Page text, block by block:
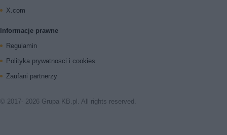
X.com
Informacje prawne
Regulamin
Polityka prywatnosci i cookies
Zaufani partnerzy
© 2017- 2026 Grupa KB.pl. All rights reserved.